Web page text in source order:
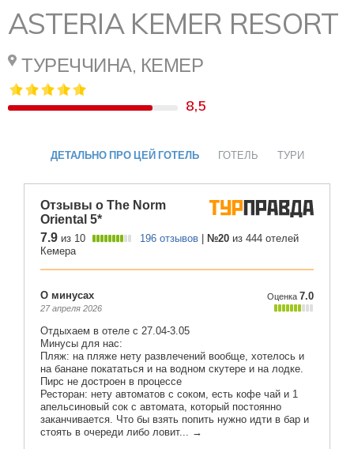
ASTERIA KEMER RESORT
ТУРЕЧЧИНА, КЕМЕР
8,5
ДЕТАЛЬНО ПРО ЦЕЙ ГОТЕЛЬ ГОТЕЛЬ ТУРИ